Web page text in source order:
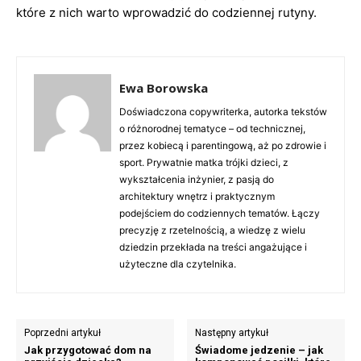
które z nich warto wprowadzić do codziennej rutyny.
Ewa Borowska
Doświadczona copywriterka, autorka tekstów
o różnorodnej tematyce – od technicznej,
przez kobiecą i parentingową, aż po zdrowie i
sport. Prywatnie matka trójki dzieci, z
wykształcenia inżynier, z pasją do
architektury wnętrz i praktycznym
podejściem do codziennych tematów. Łączy
precyzję z rzetelnością, a wiedzę z wielu
dziedzin przekłada na treści angażujące i
użyteczne dla czytelnika.
Poprzedni artykuł
Jak przygotować dom na
Następny artykuł
Świadome jedzenie – jak